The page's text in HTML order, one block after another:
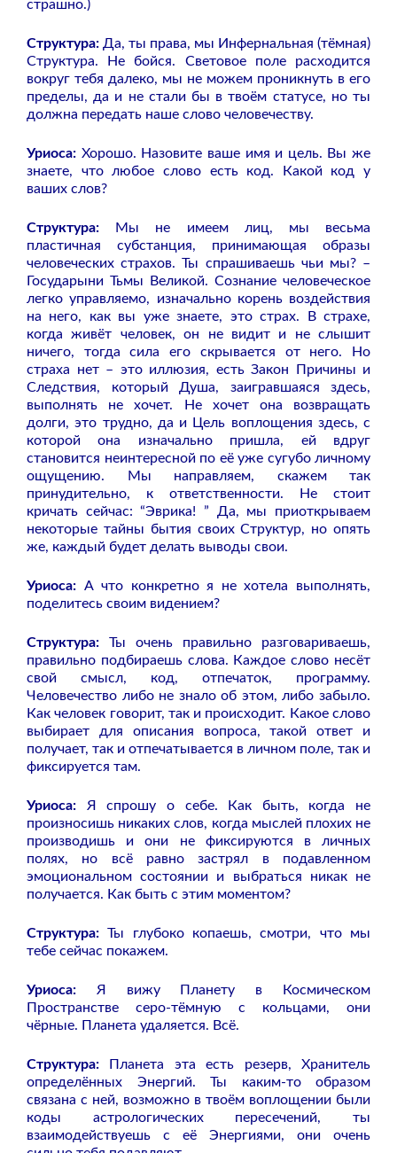
страшно.)
Структура: Да, ты права, мы Инфернальная (тёмная)
Структура. Не бойся. Световое поле расходится
вокруг тебя далеко, мы не можем проникнуть в его
пределы, да и не стали бы в твоём статусе, но ты
должна передать наше слово человечеству.
Уриоса: Хорошо. Назовите ваше имя и цель. Вы же
знаете, что любое слово есть код. Какой код у
ваших слов?
Структура: Мы не имеем лиц, мы весьма
пластичная субстанция, принимающая образы
человеческих страхов. Ты спрашиваешь чьи мы? –
Государыни Тьмы Великой. Сознание человеческое
легко управляемо, изначально корень воздействия
на него, как вы уже знаете, это страх. В страхе,
когда живёт человек, он не видит и не слышит
ничего, тогда сила его скрывается от него. Но
страха нет – это иллюзия, есть Закон Причины и
Следствия, который Душа, заигравшаяся здесь,
выполнять не хочет. Не хочет она возвращать
долги, это трудно, да и Цель воплощения здесь, с
которой она изначально пришла, ей вдруг
становится неинтересной по её уже сугубо личному
ощущению. Мы направляем, скажем так
принудительно, к ответственности. Не стоит
кричать сейчас: “Эврика! ” Да, мы приоткрываем
некоторые тайны бытия своих Структур, но опять
же, каждый будет делать выводы свои.
Уриоса: А что конкретно я не хотела выполнять,
поделитесь своим видением?
Структура: Ты очень правильно разговариваешь,
правильно подбираешь слова. Каждое слово несёт
свой смысл, код, отпечаток, программу.
Человечество либо не знало об этом, либо забыло.
Как человек говорит, так и происходит. Какое слово
выбирает для описания вопроса, такой ответ и
получает, так и отпечатывается в личном поле, так и
фиксируется там.
Уриоса: Я спрошу о себе. Как быть, когда не
произносишь никаких слов, когда мыслей плохих не
производишь и они не фиксируются в личных
полях, но всё равно застрял в подавленном
эмоциональном состоянии и выбраться никак не
получается. Как быть с этим моментом?
Структура: Ты глубоко копаешь, смотри, что мы
тебе сейчас покажем.
Уриоса: Я вижу Планету в Космическом
Пространстве серо-тёмную с кольцами, они
чёрные. Планета удаляется. Всё.
Структура: Планета эта есть резерв, Хранитель
определённых Энергий. Ты каким-то образом
связана с ней, возможно в твоём воплощении были
коды астрологических пересечений, ты
взаимодействуешь с её Энергиями, они очень